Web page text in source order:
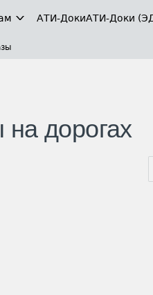
АТИ-ДокиАТИ-Доки
дорогах